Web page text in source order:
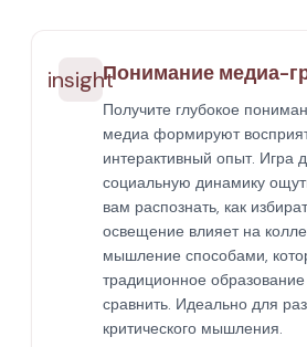
insightПонимание медиа-
Получите глубокое
медиа формируют
интерактивный опыт. Игра
социальную динамику
вам распознать, как
освещение влияет на
мышление способами,
традиционное
сравнить. Идеально для
критического мышления.